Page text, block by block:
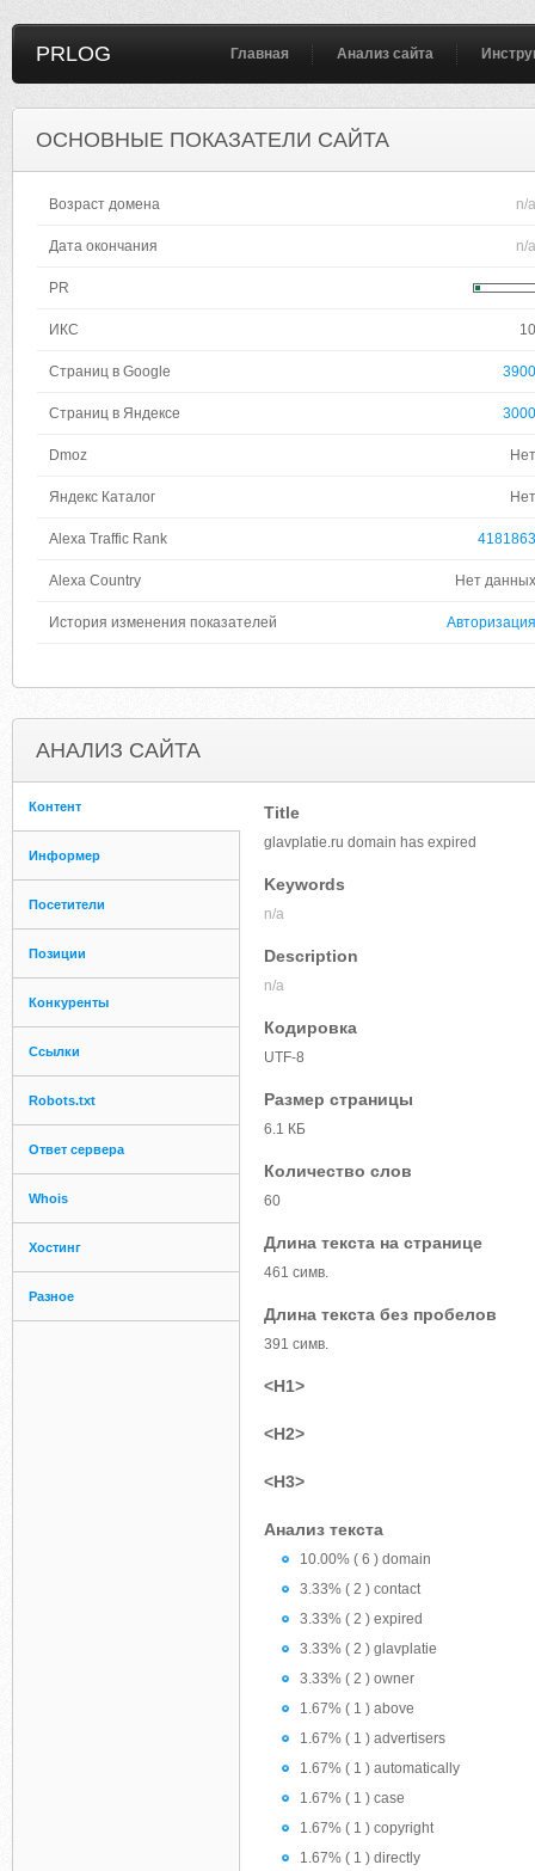
PRLOG Главная Анализ сайта
ОСНОВНЫЕ ПОКАЗАТЕЛИ САЙТА
Возраст домена n/a
Дата окончания n/a
PR
ИКС 10
Страниц в Google 3900
Страниц в Яндексе 3000
Dmoz Нет
Яндекс Каталог Нет
Alexa Traffic Rank 4181863
Alexa Country Нет данных
История изменения показателей Авторизация
АНАЛИЗ САЙТА
Контент
Информер
Посетители
Позиции
Конкуренты
Ссылки
Robots.txt
Ответ сервера
Whois
Хостинг
Разное
Title
glavplatie.ru domain has expired
Keywords
n/a
Description
n/a
Кодировка
UTF-8
Размер страницы
6.1 КБ
Количество слов
60
Длина текста на странице
461 симв.
Длина текста без пробелов
391 симв.
<H1>
<H2>
<H3>
Анализ текста
10.00% ( 6 ) domain
3.33% ( 2 ) contact
3.33% ( 2 ) expired
3.33% ( 2 ) glavplatie
3.33% ( 2 ) owner
1.67% ( 1 ) above
1.67% ( 1 ) advertisers
1.67% ( 1 ) automatically
1.67% ( 1 ) case
1.67% ( 1 ) copyright
1.67% ( 1 ) directly